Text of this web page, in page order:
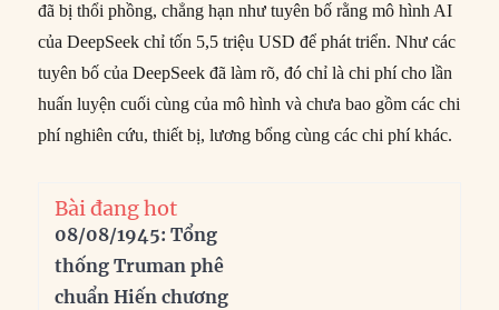
đã bị thổi phồng, chẳng hạn như tuyên bố rằng mô hình AI
của DeepSeek chỉ tốn 5,5 triệu USD để phát triển. Như các
tuyên bố của DeepSeek đã làm rõ, đó chỉ là chi phí cho lần
huấn luyện cuối cùng của mô hình và chưa bao gồm các chi
phí nghiên cứu, thiết bị, lương bổng cùng các chi phí khác.
Bài đang hot
08/08/1945: Tổng
thống Truman phê
chuẩn Hiến chương